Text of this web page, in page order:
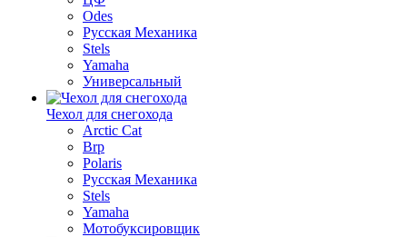
Odes
Русская Механика
Stels
Yamaha
Универсальный
Чехол для снегохода
Arctic Cat
Brp
Polaris
Русская Механика
Stels
Yamaha
Мотобуксировщик